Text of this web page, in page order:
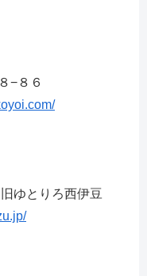
−８６
ゆとりろ西伊豆